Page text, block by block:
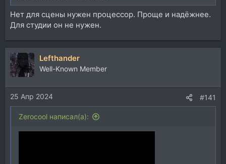
Нет для сцены нужен процессор. Проще и надёжнее.
Для студии он не нужен.
Lefthander
Well-Known Member
25 Апр 2024 #141
Zerocool написал(а):